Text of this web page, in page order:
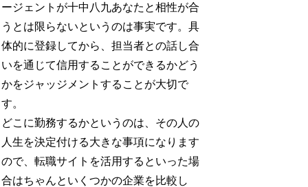
ージェントが十中八九あなたと相性が合
うとは限らないというのは事実です。具
体的に登録してから、担当者との話し合
いを通じて信用することができるかどう
かをジャッジメントすることが大切で
す。
どこに勤務するかというのは、その人の
人生を決定付ける大きな事項になります
ので、転職サイトを活用するといった場
合はちゃんといくつかの企業を比較し